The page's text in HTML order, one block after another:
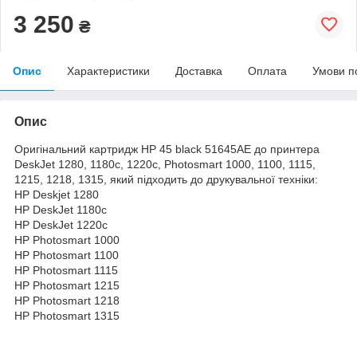
3 250 ₴
Опис Характеристики Доставка Оплата Умови
Опис
Оригінальний картридж HP 45 black 51645AE до принтера
DeskJet 1280, 1180c, 1220c, Photosmart 1000, 1100, 1115,
1215, 1218, 1315, який підходить до друкувальної техніки:
HP Deskjet 1280
HP DeskJet 1180c
HP DeskJet 1220c
HP Photosmart 1000
HP Photosmart 1100
HP Photosmart 1115
HP Photosmart 1215
HP Photosmart 1218
HP Photosmart 1315